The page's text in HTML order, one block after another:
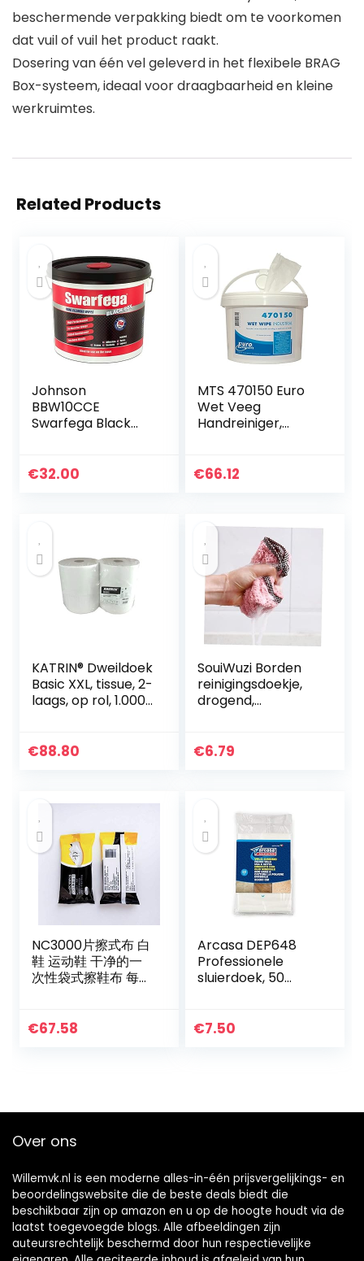
beschermende verpakking biedt om te voorkomen
dat vuil of vuil het product raakt.
Dosering van één vel geleverd in het flexibele BRAG
Box-systeem, ideaal voor draagbaarheid en kleine
werkruimtes.
Related Products
Johnson
BBW10CCE
Swarfega Black
150 doeken –
€32.00
MTS 470150 Euro
Wet Veeg
Handreiniger,
600 vellen x
€66.12
KATRIN® Dweildoek
Basic XXL, tissue, 2-
laags, op rol, 1.000
ontvangt 1
€88.80
SouiWuzi Borden
reinigingsdoekje,
drogend,
koraal, fleece,
€6.79
NC3000片擦式布 白
鞋 运动鞋 干净的一
次性袋式擦鞋布 每包
€67.58
Arcasa DEP648
Professionele
sluierdoek, 50
€7.50
Over ons
Willemvk.nl is een moderne alles-in-één prijsvergelijkings- en
beoordelingswebsite die de beste deals biedt die
beschikbaar zijn op amazon en u op de hoogte houdt via de
laatst toegevoegde blogs. Alle afbeeldingen zijn
auteursrechtelijk beschermd door hun respectievelijke